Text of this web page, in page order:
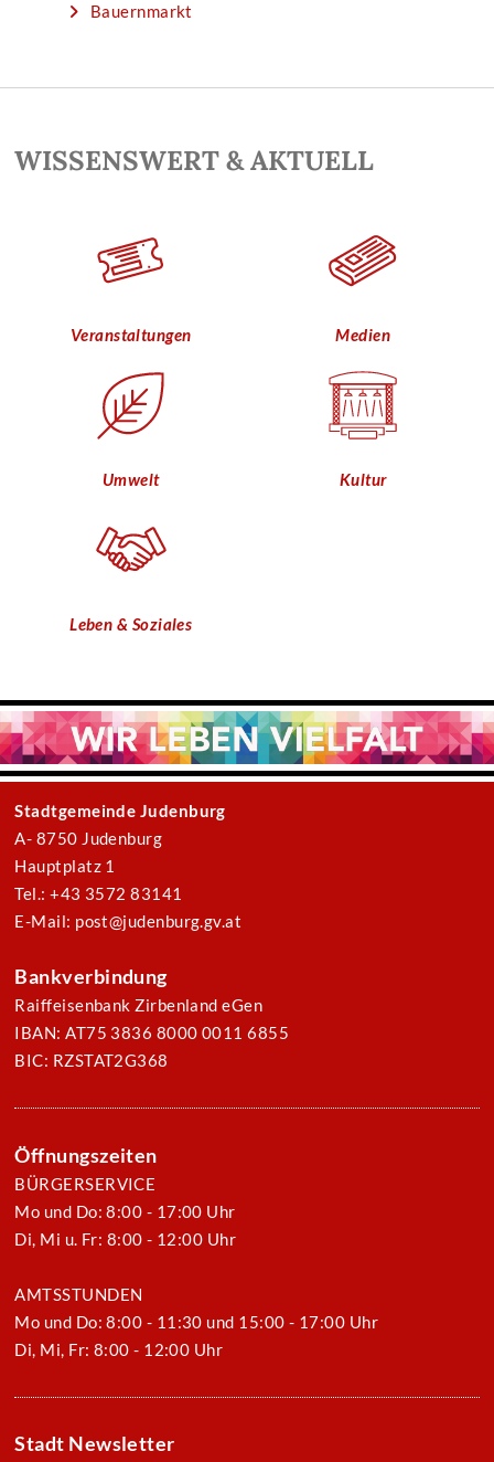
Bauernmarkt
WISSENSWERT & AKTUELL
Veranstaltungen Medien
Umwelt Kultur
Leben & Soziales
Stadtgemeinde Judenburg
A- 8750 Judenburg
Hauptplatz 1
Tel.: +43 3572 83141
E-Mail: post@judenburg.gv.at
Bankverbindung
Raiffeisenbank Zirbenland eGen
IBAN: AT75 3836 8000 0011 6855
BIC: RZSTAT2G368
Öffnungszeiten
BÜRGERSERVICE
Mo und Do: 8:00 - 17:00 Uhr
Di, Mi u. Fr: 8:00 - 12:00 Uhr
AMTSSTUNDEN
Mo und Do: 8:00 - 11:30 und 15:00 - 17:00 Uhr
Di, Mi, Fr: 8:00 - 12:00 Uhr
Stadt Newsletter